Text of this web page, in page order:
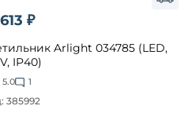
₽
Arlight 034785 (LED,
IP40)
5.0 1
385992